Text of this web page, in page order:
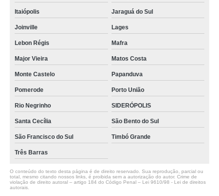
Itaiópolis Jaraguá do Sul
Joinville Lages
Lebon Régis Mafra
Major Vieira Matos Costa
Monte Castelo Papanduva
Pomerode Porto União
Rio Negrinho SIDERÓPOLIS
Santa Cecília São Bento do Sul
São Francisco do Sul Timbó Grande
Três Barras
O conteúdo do texto desta página é de direito reservado. Sua reprodução, parcial ou
total, mesmo citando nossos links, é proibida sem a autorização do autor. Crime de
violação de direito autoral – artigo 184 do Código Penal – Lei 9610/98 - Lei de direitos
autorais